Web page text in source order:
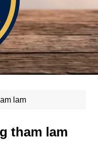
lam
tham lam